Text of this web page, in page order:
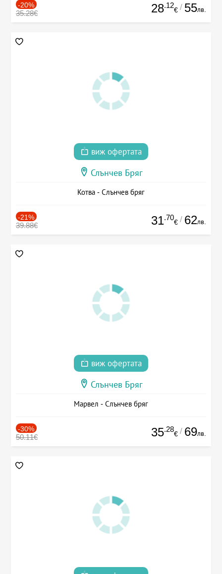
-20%
35.28€ 28.12
€ / 55лв.
виж офертата
Слънчев Бряг
Котва - Слънчев бряг
-21%
39.88€ 31.70
€ / 62лв.
виж офертата
Слънчев Бряг
Марвел - Слънчев бряг
-30%
50.11€ 35.28
€ / 69лв.